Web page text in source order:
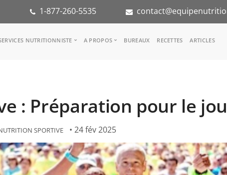
1-877-260-5535
NUTRITIONNISTE
Groupes d'inspiration
KoalaPro
A PROPOS
Partenaires
Stage en nutrition
Carrières
BUREAUX RECETTES ARTICLES
: Préparation pour le
SPORTIVE • 24 fév 2025